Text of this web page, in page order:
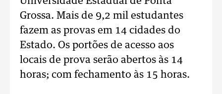
Grossa. Mais de 9,2 mil estudantes
fazem as provas em 14 cidades do
Estado. Os portões de acesso aos
locais de prova serão abertos às 14
horas; com fechamento às 15 horas.